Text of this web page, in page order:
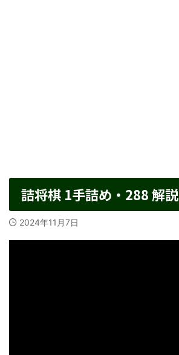
詰将棋 1手詰め・288 解説
2024年11月7日